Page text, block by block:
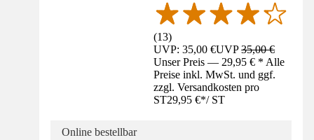
(13)
UVP: 35,00 €UVP35,00 €
Unser Preis — 29,95 € * Alle
Preise inkl. MwSt. und ggf.
zzgl. Versandkosten pro
ST29,95 €*/ ST
Online bestellbar